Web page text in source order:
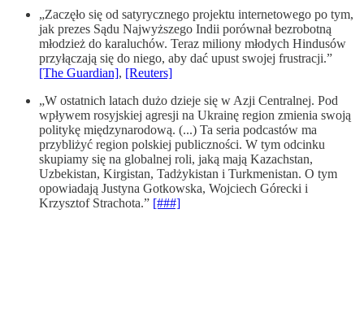
„Zaczęło się od satyrycznego projektu internetowego po tym,
jak prezes Sądu Najwyższego Indii porównał bezrobotną
młodzież do karaluchów. Teraz miliony młodych Hindusów
przyłączają się do niego, aby dać upust swojej frustracji.”
[The Guardian], [Reuters]
„W ostatnich latach dużo dzieje się w Azji Centralnej. Pod
wpływem rosyjskiej agresji na Ukrainę region zmienia swoją
politykę międzynarodową. (...) Ta seria podcastów ma
przybliżyć region polskiej publiczności. W tym odcinku
skupiamy się na globalnej roli, jaką mają Kazachstan,
Uzbekistan, Kirgistan, Tadżykistan i Turkmenistan. O tym
opowiadają Justyna Gotkowska, Wojciech Górecki i
Krzysztof Strachota.” [###]